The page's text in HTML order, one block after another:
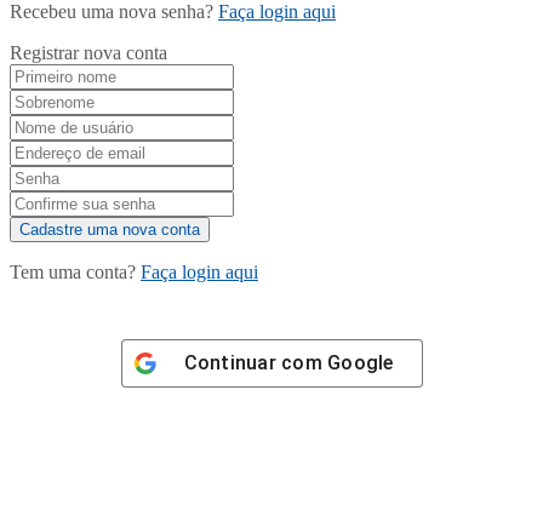
Recebeu uma nova senha? Faça login aqui
Registrar nova conta
Tem uma conta? Faça login aqui
Continuar com Google